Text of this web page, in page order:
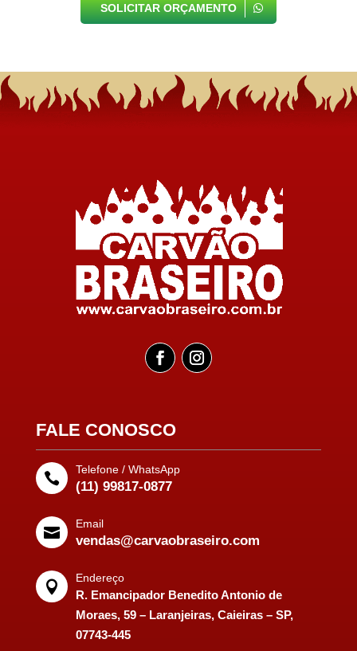
SOLICITAR ORÇAMENTO
FALE CONOSCO

Telefone / WhatsApp
(11) 99817-0877

Email
vendas@carvaobraseiro.com

Endereço
R. Emancipador Benedito Antonio de
Moraes, 59 – Laranjeiras, Caieiras – SP,
07743-445